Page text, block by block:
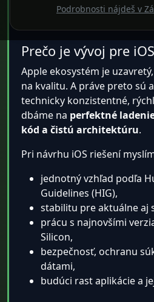
všetko.
Prečo je vývoj pre
Apple ekosystém je
na kvalitu. A práve preto sú
technicky konzistentné,
dbáme na perfektné
kód a čistú architektúru.
Pri návrhu iOS riešení
jednotný vzhľad podľa
Guidelines (HIG),
stabilitu pre aktuálne aj
prácu s najnovšími
Silicon,
bezpečnosť, ochranu
dátami,
budúci rast aplikácie a
Podrobnosti nájdeš v